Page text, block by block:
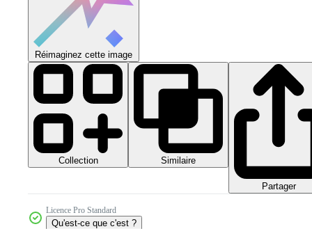
Réimaginez cette image
Collection Similaire
Partager
Licence Pro Standard
Qu'est-ce que c'est ?